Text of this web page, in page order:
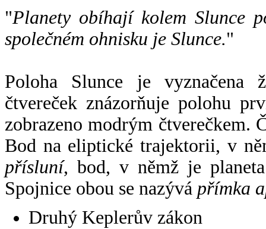
"Planety obíhají kolem Slunce
společném ohnisku je Slunce."
Poloha Slunce je vyznačena
čtvereček znázorňuje polohu
zobrazeno modrým čtverečkem.
Bod na eliptické trajektorii, v
přísluní, bod, v němž je
Spojnice obou se nazývá přímka
Druhý Keplerův zákon